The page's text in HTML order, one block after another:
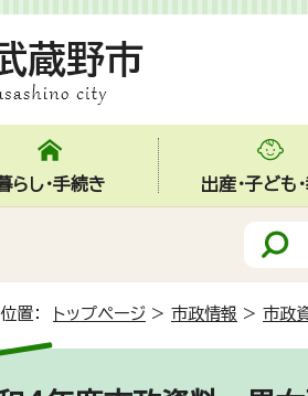
らし・手続き 出産・子ども
置： トップページ > 市政情報 > 市政